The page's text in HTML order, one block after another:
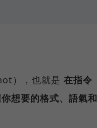
），也就是 在指令
想要的格式、語氣和